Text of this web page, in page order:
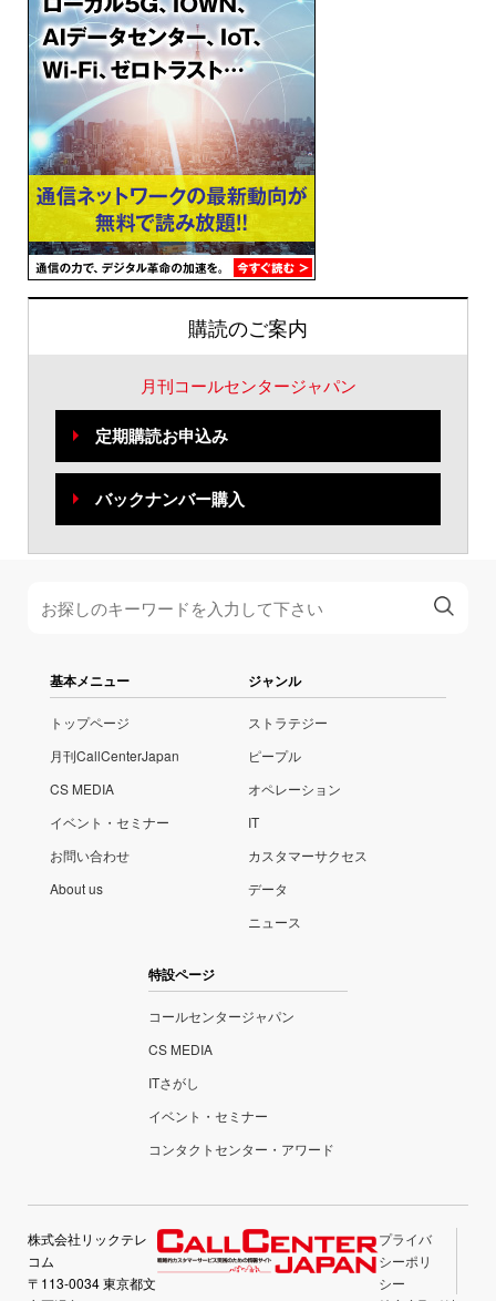
購読のご案内
月刊コールセンタージャパン
定期購読お申込み
バックナンバー購入
基本メニュー
トップページ
月刊CallCenterJapan
CS MEDIA
イベント・セミナー
お問い合わせ
About us
ジャンル
ストラテジー
ピープル
オペレーション
IT
カスタマーサクセス
データ
ニュース
特設ページ
コールセンタージャパン
CS MEDIA
ITさがし
イベント・セミナー
コンタクトセンター・アワード
株式会社リックテレ
コム
〒113-0034 東京都文
プライバ
シーポリ
シー